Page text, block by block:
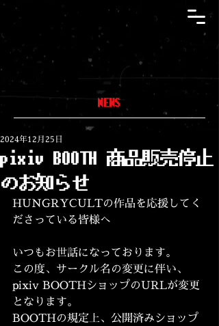
NEWS
pixiv BOOTH 商品販売停止
のお知らせ
2024年12月25日
HUNGRYCULTの作品を応援してく
ださっている皆様へ
いつもお世話になっております。
この度、サークル名の変更に伴い、
pixiv BOOTHショップのURLが変更
となります。
BOOTHの規定上、公開済みショップ